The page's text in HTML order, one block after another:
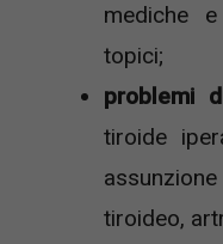
mediche
topici;
problemi
tiroide
tiroideo,